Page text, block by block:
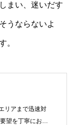
CONTACT
例
まい、迷いだす
うならないよ
。
リアまで迅速対
望を丁寧にお伺